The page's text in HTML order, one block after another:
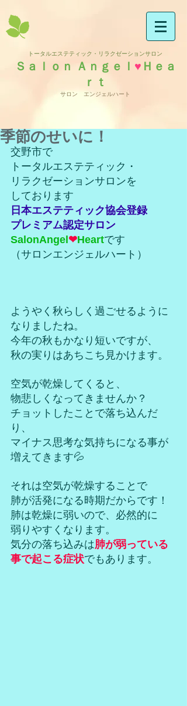
トータルエステティック・リラクゼーションサロン
Ｓａｌｏｎ Ａｎｇｅｌ ♥ Ｈｅａ
ｒｔ
サロン エンジェルハート
季節のせいに！
交野市で
トータルエステティック・
リラクゼーションサロンを
しております
日本エステティック協会登録
プレミアム認定サロン
SalonAngel ❤Heartです
（サロンエンジェルハート）
ようやく秋らしく過ごせるように
なりましたね。
今年の秋もかなり短いですが、
秋の実りはあちこち見かけます。
空気が乾燥してくると、
物悲しくなってきませんか？
チョットしたことで落ち込んだ
り、
マイナス思考な気持ちになる事が
増えてきます💦
それは空気が乾燥することで
肺が活発になる時期だからです！
肺は乾燥に弱いので、必然的に
弱りやすくなります。
気分の落ち込みは肺が弱っている
事で起こる症状でもあります。